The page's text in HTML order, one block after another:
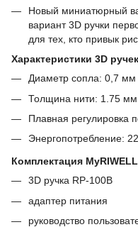
Новый миниатюрный
вариант 3D ручки
для тех, кто привык
Характеристики 3D
Диаметр сопла: 0,7 мм
Толщина нити: 1.75 мм
Плавная регулировка
Энергопотребление:
Комплектация
3D ручка RP-100B
адаптер питания
руководство